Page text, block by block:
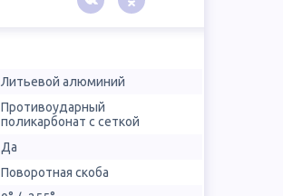
Литьевой алюминий
Противоударный
поликарбонат с сеткой
Да
Поворотная скоба